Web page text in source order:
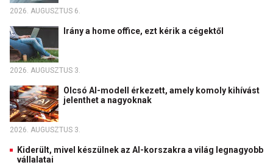
2026. AUGUSZTUS 6.
Irány a home office, ezt kérik a cégektől
2026. AUGUSZTUS 3.
Olcsó AI-modell érkezett, amely komoly kihívást
jelenthet a nagyoknak
2026. AUGUSZTUS 3.
Kiderült, mivel készülnek az AI-korszakra a világ legnagyobb
vállalatai